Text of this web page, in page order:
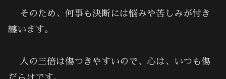
そのため、何事も決断には悩みや苦しみが付き
纏います。
人の三倍は傷つきやすいので、心は、いつも傷